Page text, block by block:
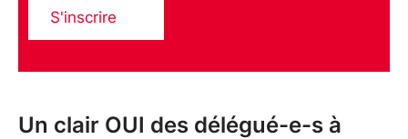
S'inscrire
Un clair OUI des délégué-e-s à